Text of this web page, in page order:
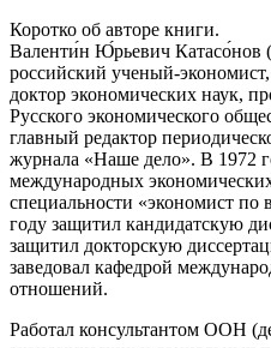
Коротко об авторе книги.
Валенти́н Ю́рьевич
российский ученый-
доктор экономических наук,
Русского экономического
главный редактор
журнала «Наше дело». В 1972
международных
специальности «экономист по
году защитил кандидатскую
защитил докторскую
заведовал кафедрой
отношений.
Работал консультантом ООН